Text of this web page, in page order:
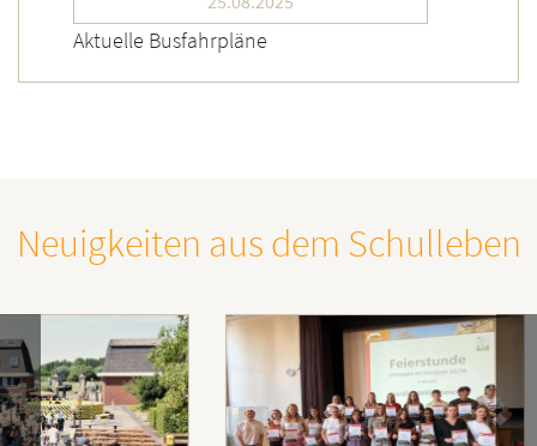
Aktuelle Busfahrpläne
Neuigkeiten aus dem Schulleben